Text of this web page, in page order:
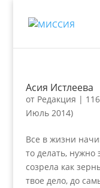
Асия Истлеева
от Редакция |
Июль 2014)
Все в жизни
то делать, нужно
созрела как
твое дело, до